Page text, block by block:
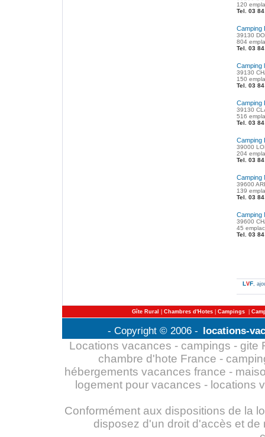
120
Tel. 03
Camping
39130
804
Tel. 03
Camping
39130
150
Tel. 03
Camping
39130
516
Tel. 03
Camping
39000
204
Tel. 03
Camping
39600
139
Tel. 03
Camping
39600
45
Tel. 03
LVF,
Gîte Rural Chambres d'Hotes| Campings|
- Copyright © 2006 - locations-
Locations vacances - campings - gite
chambre d'hote France -
hébergements vacances france -
logement pour vacances - locations
Conformément aux dispositions de la
disposez d'un droit d'accès et